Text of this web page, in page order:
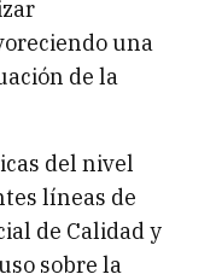
una
de la
del nivel
líneas de
de Calidad y
sobre la